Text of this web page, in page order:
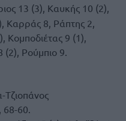
13 (3), Καυκής 10 (2),
Καρράς 8, Ράπτης 2,
Κομποδιέτας 9 (1),
Ρούμπιο 9.
Τζιοπάνος
68-60.